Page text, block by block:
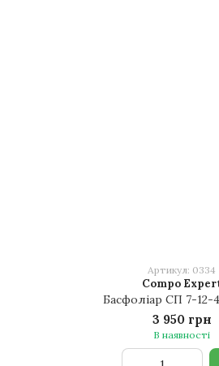
Артикул: 0334
Compo
Басфоліар СП 7-12-
3 950 грн
В наявності